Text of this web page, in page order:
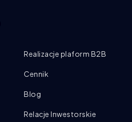
Realizacje plaform B2B
Cennik
Blog
Relacje Inwestorskie